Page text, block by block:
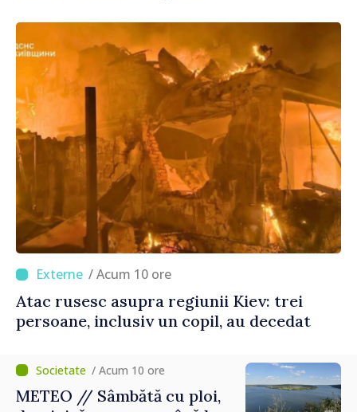
/ Acum 10 ore
Atac rusesc asupra regiunii Kiev: trei
persoane, inclusiv un copil, au decedat
/ Acum 10 ore
METEO // Sâmbătă cu ploi,